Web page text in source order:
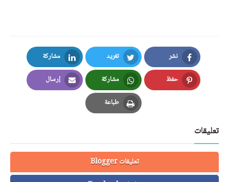
نشر
Facebook
تغريد
Twitter
مشاركة
LinkedIn
حفظ
Pinterest
مشاركة
Whatsapp
إرسال
Email
طباعة
Print
تعليقات
تعليقات Blogger